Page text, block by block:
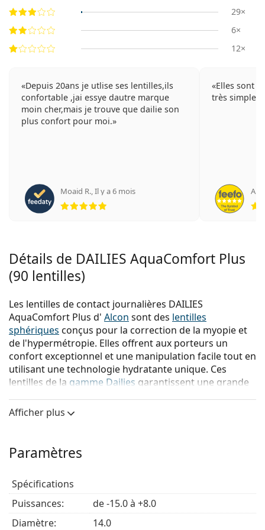
29×
6×
12×
Depuis 20ans je utlise ses lentilles,ils
confortable ,jai essye dautre marque
moin cher,mais je trouve que dailie son
plus confort pour moi.
Moaid R.,Il y a 6 mois
Elles sont
très simple
Détails de DAILIES AquaComfort Plus
(90 lentilles)
Les lentilles de contact journalières DAILIES
AquaComfort Plus d' Alcon sont des lentilles
sphériques conçus pour la correction de la myopie et
de l'hypermétropie. Elles offrent aux porteurs un
confort exceptionnel et une manipulation facile tout en
utilisant une technologie hydratante unique. Ces
lentilles de la gamme Dailies garantissent une grande
commencent à utiliser des lentilles de contact.
un confort phénoménal :
solution de l'emballage blister offre un confort
immédiat lors de l'insertion.
L'agent hydratant PVA activé par les yeux maintient
les yeux hydratés et frais de l'insertion au retrait.
Afficher plus
Paramètres
Spécifications
Puissances:
de -15.0 à +8.0
Diamètre:
14.0